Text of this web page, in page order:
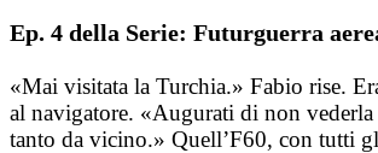
Ep. 4 della Serie: Futurguerra
«Mai visitata la Turchia.» Fabio rise.
al navigatore. «Augurati di non
tanto da vicino.» Quell’F60, con tutti